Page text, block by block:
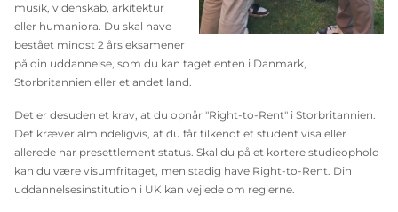
musik, videnskab, arkitektur
eller humaniora. Du skal have
bestået mindst 2 års eksamener
på din uddannelse, som du kan taget enten i Danmark,
Storbritannien eller et andet land.
Det er desuden et krav, at du opnår "Right-to-Rent" i Storbritannien.
Det kræver almindeligvis, at du får tilkendt et student visa eller
allerede har presettlement status. Skal du på et kortere studieophold
kan du være visumfritaget, men stadig have Right-to-Rent. Din
uddannelsesinstitution i UK kan vejlede om reglerne.